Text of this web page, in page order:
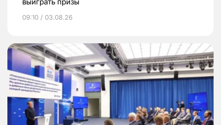
09:10 / 03.08.26